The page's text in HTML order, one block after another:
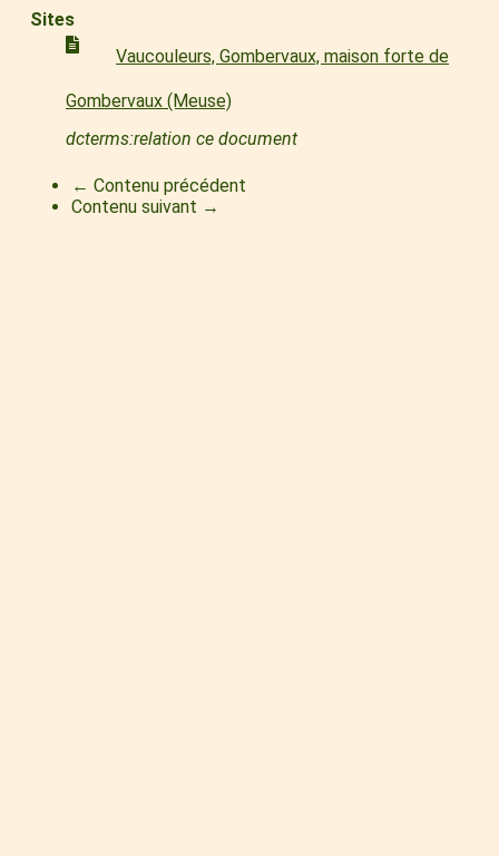
Sites
Vaucouleurs, Gombervaux, maison forte de
Gombervaux (Meuse)
dcterms:relation ce document
← Contenu précédent
Contenu suivant →